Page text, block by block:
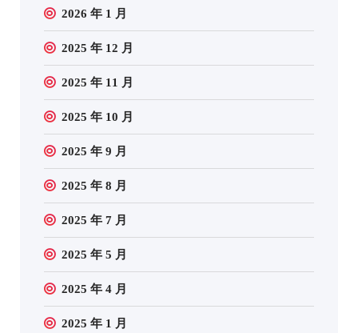
2026 年 1 月
2025 年 12 月
2025 年 11 月
2025 年 10 月
2025 年 9 月
2025 年 8 月
2025 年 7 月
2025 年 5 月
2025 年 4 月
2025 年 1 月